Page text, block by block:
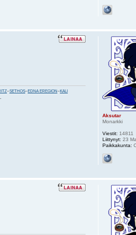
~SETHOS~EDNA EREGION ~KALI
Aksutar
Monarkki
Viestit: 14811
Liittynyt: 23
Paikkakunta: